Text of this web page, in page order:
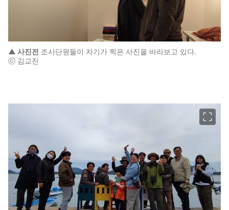
▲ 사진전 조사단원들이 자기가 찍은 사진을 바라보고 있다.
ⓒ 김교진